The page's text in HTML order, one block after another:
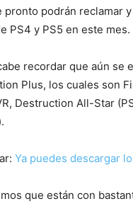
pronto podrán reclamar
PS4 y PS5 en este mes.
recordar que aún
Plus, los cuales son
Destruction All-Star
Ya puedes descargar
que están con